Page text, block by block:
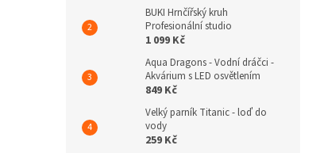
BUKI Hrnčířský kruh
Profesionální studio
1 099 Kč
Aqua Dragons - Vodní dráčci -
Akvárium s LED osvětlením
849 Kč
Velký parník Titanic - loď do
vody
259 Kč